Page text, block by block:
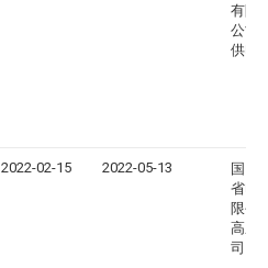
有限
公司
供电
2022-02-15 2022-05-13
国网
省电
限公
高压
司